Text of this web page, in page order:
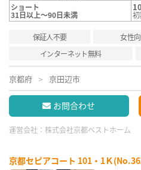
ショート
31日以上～90日未満
保証人不要 女性
インターネット無料
京都府 京田辺市
お問合わせ
運営会社： 株式会社京都ベストホーム
京都セピアコート 101・1Ｋ